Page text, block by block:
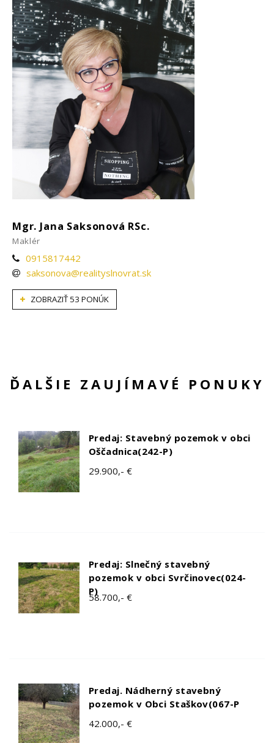
Mgr. Jana Saksonová RSc.
Maklér
0915817442
saksonova@realityslnovrat.sk
ZOBRAZIŤ 53 PONÚK
ĎALŠIE ZAUJÍMAVÉ PONUKY
Predaj: Stavebný pozemok v obci
Oščadnica(242-P)
29.900,- €
Predaj: Slnečný stavebný
pozemok v obci Svrčinovec(024-
P)
58.700,- €
Predaj. Nádherný stavebný
pozemok v Obci Staškov(067-P
42.000,- €